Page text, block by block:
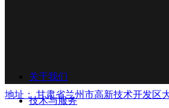
关于我们
技术与服务
地址： 甘肃省兰州市高新技术开发区